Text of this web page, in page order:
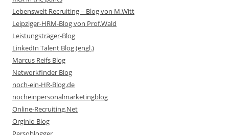
Lebenswelt Recruiting – Blog von M.Witt
Leipziger-HRM-Blog von Prof.Wald
Leistungsträger-Blog
LinkedIn Talent Blog (engl.)
Marcus Reifs Blog
Networkfinder Blog
noch-ein-HR-Blog.de
nocheinpersonalmarketingblog
Online-Recruiting.Net
Orginio Blog